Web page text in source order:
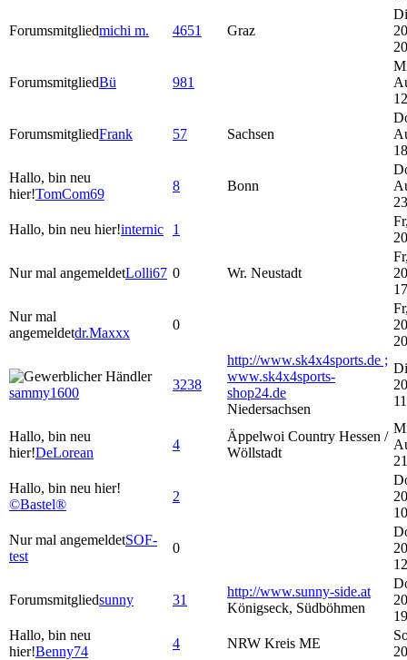
Forumsmitgliedmichi m. 4651 Graz
ForumsmitgliedBü 981
ForumsmitgliedFrank 57 Sachsen
Hallo, bin neu
hier!TomCom69
8 Bonn
Hallo, bin neu hier!internic 1
Nur mal angemeldetLolli67 0 Wr. Neustadt
Nur mal
angemeldetdr.Maxxx
0
sammy1600
3238
http://www.sk4x4sports.de ;
www.sk4x4sports-
shop24.de
Niedersachsen
Hallo, bin neu
hier!DeLorean
4
Äppelwoi Country Hessen /
Wöllstadt
Hallo, bin neu hier!
©Bastel®
2
Nur mal angemeldetSOF-
test
0
Forumsmitgliedsunny 31
http://www.sunny-side.at
Königseck, Südböhmen
Hallo, bin neu
hier!Benny74
4 NRW Kreis ME